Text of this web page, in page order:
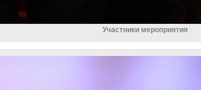
Участники мероприятия